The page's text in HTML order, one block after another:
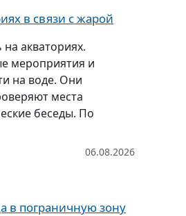
в связи с жарой
акваториях.
мероприятия и
на воде. Они
места
беседы. По
06.08.2026
в пограничную зону